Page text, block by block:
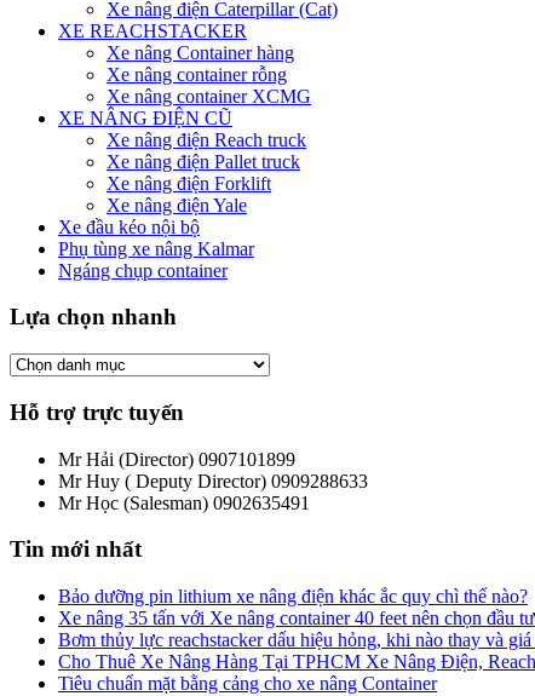
Xe nâng điện Caterpillar (Cat)
XE REACHSTACKER
Xe nâng Container hàng
Xe nâng container rỗng
Xe nâng container XCMG
XE NÂNG ĐIỆN CŨ
Xe nâng điện Reach truck
Xe nâng điện Pallet truck
Xe nâng điện Forklift
Xe nâng điện Yale
Xe đầu kéo nội bộ
Phụ tùng xe nâng Kalmar
Ngáng chụp container
Lựa chọn nhanh
Hỗ trợ trực tuyến
Mr Hải (Director) 0907101899
Mr Huy ( Deputy Director) 0909288633
Mr Học (Salesman) 0902635491
Tin mới nhất
Bảo dưỡng pin lithium xe nâng điện khác ắc quy chì thế nào?
Xe nâng 35 tấn với Xe nâng container 40 feet nên chọn đầu
Bơm thủy lực reachstacker dấu hiệu hỏng, khi nào thay và
Cho Thuê Xe Nâng Hàng Tại TPHCM Xe Nâng Điện,
Tiêu chuẩn mặt bằng cảng cho xe nâng Container